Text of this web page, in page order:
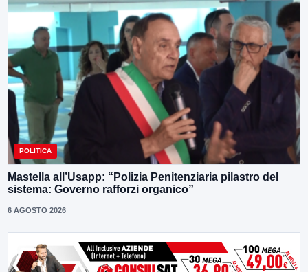
POLITICA
Mastella all’Usapp: “Polizia Penitenziaria pilastro del
sistema: Governo rafforzi organico”
6 AGOSTO 2026